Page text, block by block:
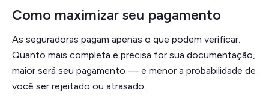
Como maximizar seu pagamento
As seguradoras pagam apenas o que podem verificar.
Quanto mais completa e precisa for sua documentação,
maior será seu pagamento — e menor a probabilidade de
você ser rejeitado ou atrasado.